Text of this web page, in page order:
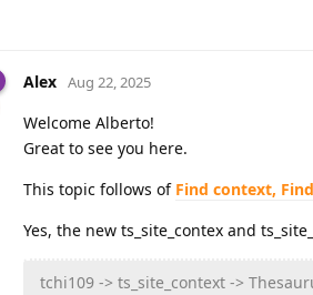
Alex Aug 22, 2025
Welcome Alberto!
Great to see you here.
This topic follows of Find context,
Yes, the new ts_site_contex and
tchi109 -> ts_site_context ->